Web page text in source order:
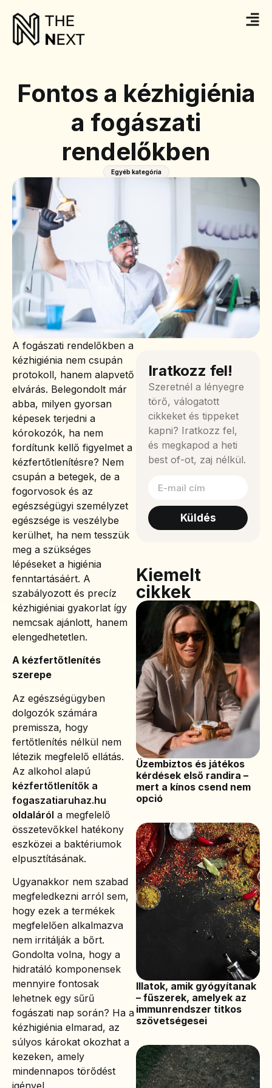
Fontos a kézhigiénia
a fogászati
rendelőkben
Egyéb kategória
A fogászati rendelőkben a
kézhigiénia nem csupán
protokoll, hanem alapvető
elvárás. Belegondolt már
abba, milyen gyorsan
képesek terjedni a
kórokozók, ha nem
fordítunk kellő figyelmet a
kézfertőtlenítésre? Nem
csupán a betegek, de a
fogorvosok és az
egészségügyi személyzet
egészsége is veszélybe
kerülhet, ha nem tesszük
meg a szükséges
lépéseket a higiénia
fenntartásáért. A
szabályozott és precíz
kézhigiéniai gyakorlat így
nemcsak ajánlott, hanem
elengedhetetlen.
A kézfertőtlenítés
szerepe
Az egészségügyben
dolgozók számára
premissza, hogy
fertőtlenítés nélkül nem
létezik megfelelő ellátás.
Az alkohol alapú
kézfertőtlenítők a
fogaszatiaruhaz.hu
oldaláról a megfelelő
összetevőkkel hatékony
eszközei a baktériumok
elpusztításának.
Ugyanakkor nem szabad
megfeledkezni arról sem,
hogy ezek a termékek
megfelelően alkalmazva
nem irritálják a bőrt.
Gondolta volna, hogy a
hidratáló komponensek
mennyire fontosak
lehetnek egy sűrű
fogászati nap során? Ha a
kézhigiénia elmarad, az
súlyos károkat okozhat a
kezeken, amely
mindennapos törődést
igényel.
Iratkozz fel!
Szeretnél a lényegre
törő, válogatott
cikkeket és tippeket
kapni? Iratkozz fel,
és megkapod a heti
best of-ot, zaj nélkül.
Küldés
Kiemelt
cikkek
Üzembiztos és játékos
kérdések első randira –
mert a kínos csend nem
opció
Illatok, amik gyógyítanak
– fűszerek, amelyek az
immunrendszer titkos
szövetségesei